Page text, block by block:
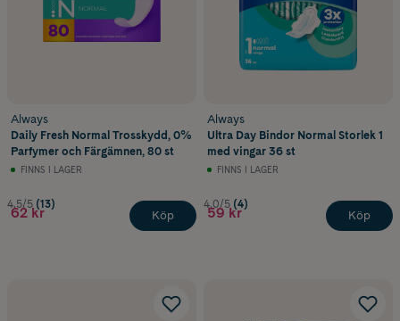
Always
Daily Fresh Normal Trosskydd, 0%
Parfymer och Färgämnen, 80 st
FINNS I LAGER
4.5/5 (13)
62 kr Köp
Always
Ultra Day Bindor Normal Storlek 1
med vingar 36 st
FINNS I LAGER
4.0/5 (4)
59 kr Köp